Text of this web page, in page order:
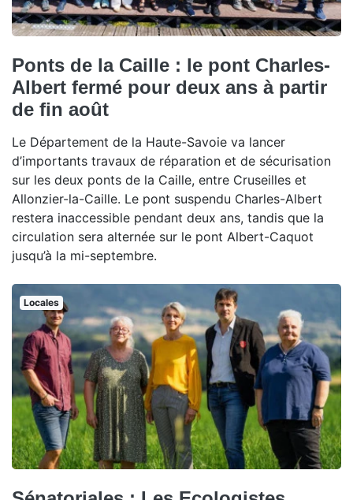
Ponts de la Caille : le pont Charles-
Albert fermé pour deux ans à partir
de fin août
Le Département de la Haute-Savoie va lancer
d’importants travaux de réparation et de sécurisation
sur les deux ponts de la Caille, entre Cruseilles et
Allonzier-la-Caille. Le pont suspendu Charles-Albert
restera inaccessible pendant deux ans, tandis que la
circulation sera alternée sur le pont Albert-Caquot
jusqu’à la mi-septembre.
Locales